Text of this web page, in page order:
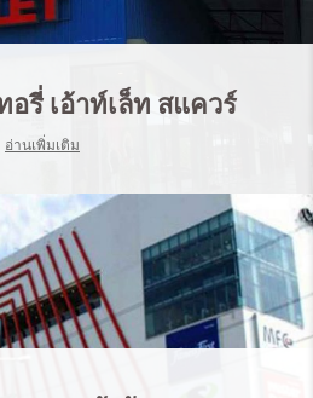
รี่ เอ้าท์เล็ท สแควร์
อ่านเพิ่มเติม